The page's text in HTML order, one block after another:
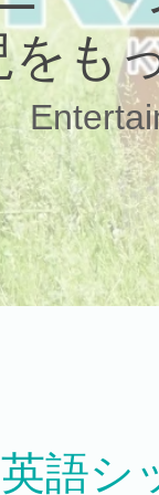
をも
英語シ